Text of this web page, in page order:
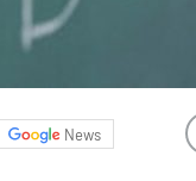
News